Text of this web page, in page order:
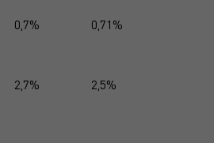
0,7% 0,71%
2,7% 2,5%